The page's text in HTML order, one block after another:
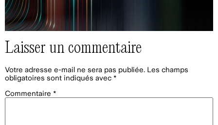
Laisser un commentaire
Votre adresse e-mail ne sera pas publiée. Les champs
obligatoires sont indiqués avec *
Commentaire *